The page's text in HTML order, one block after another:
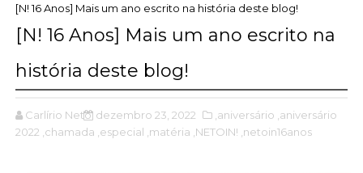
[N! 16 Anos] Mais um ano escrito na história deste blog!
[N! 16 Anos] Mais um ano escrito na
história deste blog!
Carlírio Neto dezembro 23, 2022 ,aniversário ,aniversário
2022 ,chamada ,especial ,matéria ,NETOIN! ,netoin16anos